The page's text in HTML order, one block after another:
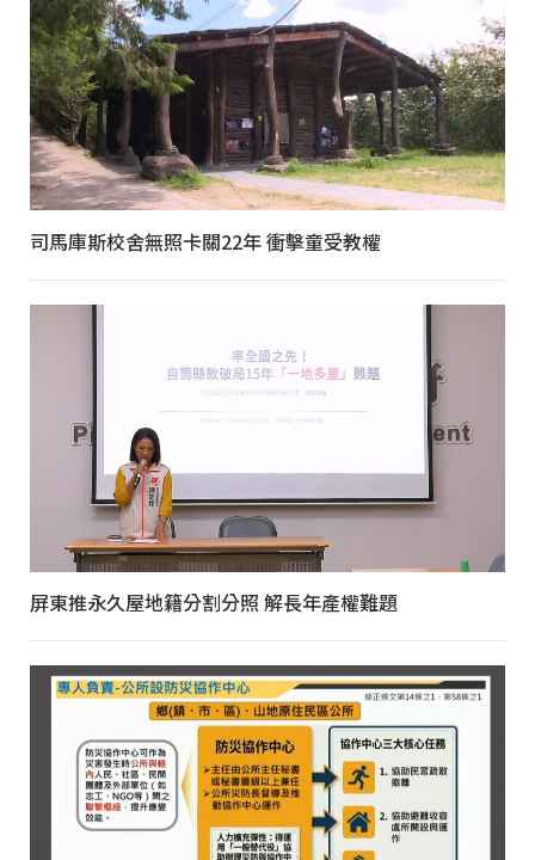
司馬庫斯校舍無照卡關22年 衝擊童受教權
屏東推永久屋地籍分割分照 解長年產權難題